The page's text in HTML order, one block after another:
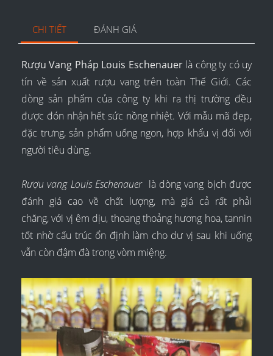
CHI TIẾT ĐÁNH GIÁ
Rượu Vang Pháp Louis Eschenauerlà công ty có uy
tín về sản xuất rượu vang trên toàn Thế Giới. Các
dòng sản phẩm của công ty khi ra thị trường đều
được đón nhận hết sức nồng nhiệt. Với mẫu mã đẹp,
đặc trưng, sản phẩm uống ngon, hợp khẩu vị đối với
người tiêu dùng.
Rượu vang Louis Eschenauerlà dòng vang bịch được
đánh giá cao về chất lượng, mà giá cả rất phải
chăng, với vị êm dịu, thoang thoảng hương hoa, tannin
tốt nhờ cấu trúc ổn định làm cho dư vị sau khi uống
vẫn còn đậm đà trong vòm miệng.